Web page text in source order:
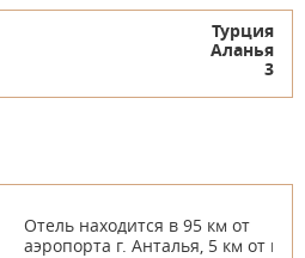
Турция
Аланья
3
Отель находится в 95 км от
аэропорта г. Анталья, 5 км от г.